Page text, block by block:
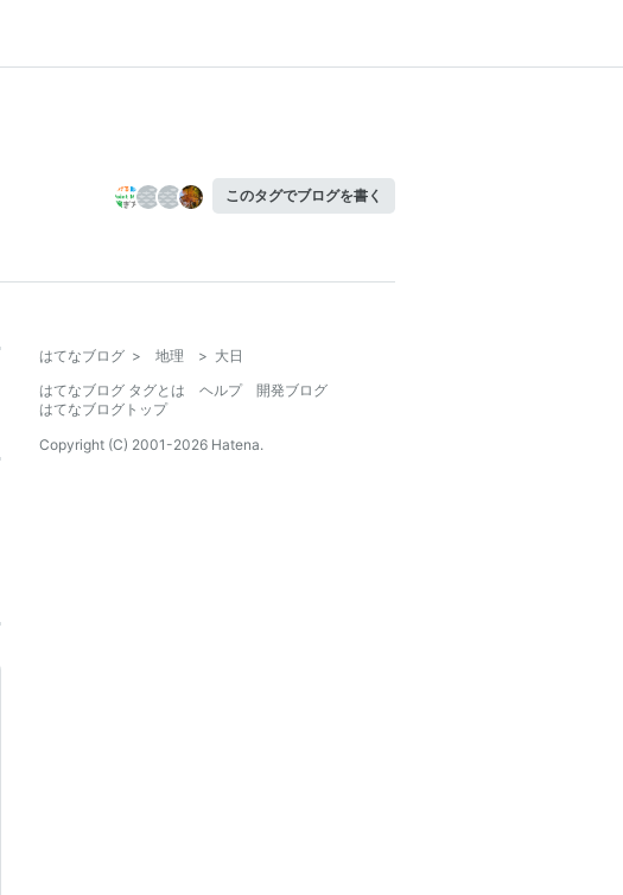
このタグでブログを書く
はてなブログ > 地理 > 大日
はてなブログ タグとは
ヘルプ
開発ブログ
はてなブログトップ
Copyright (C) 2001-2026 Hatena.